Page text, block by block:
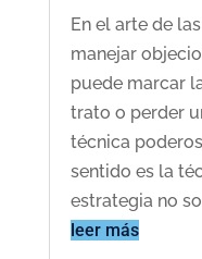
En el arte de
manejar
puede marcar
trato o perder
técnica
sentido es la
estrategia no
leer más